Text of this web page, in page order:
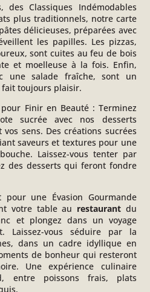
des Classiques Indémodables
plus traditionnels, notre carte
délicieuses, préparées avec
les papilles. Les pizzas,
sont cuites au feu de bois
et moelleuse à la fois. Enfin,
une salade fraîche, sont un
toujours plaisir.
Finir en Beauté : Terminez
sucrée avec nos desserts
sens. Des créations sucrées
saveurs et textures pour une
Laissez-vous tenter par
des desserts qui feront fondre
pour une Évasion Gourmande
votre table au restaurantdu
et plongez dans un voyage
Laissez-vous séduire par la
dans un cadre idyllique en
de bonheur qui resteront
Une expérience culinaire
entre poissons frais, plats